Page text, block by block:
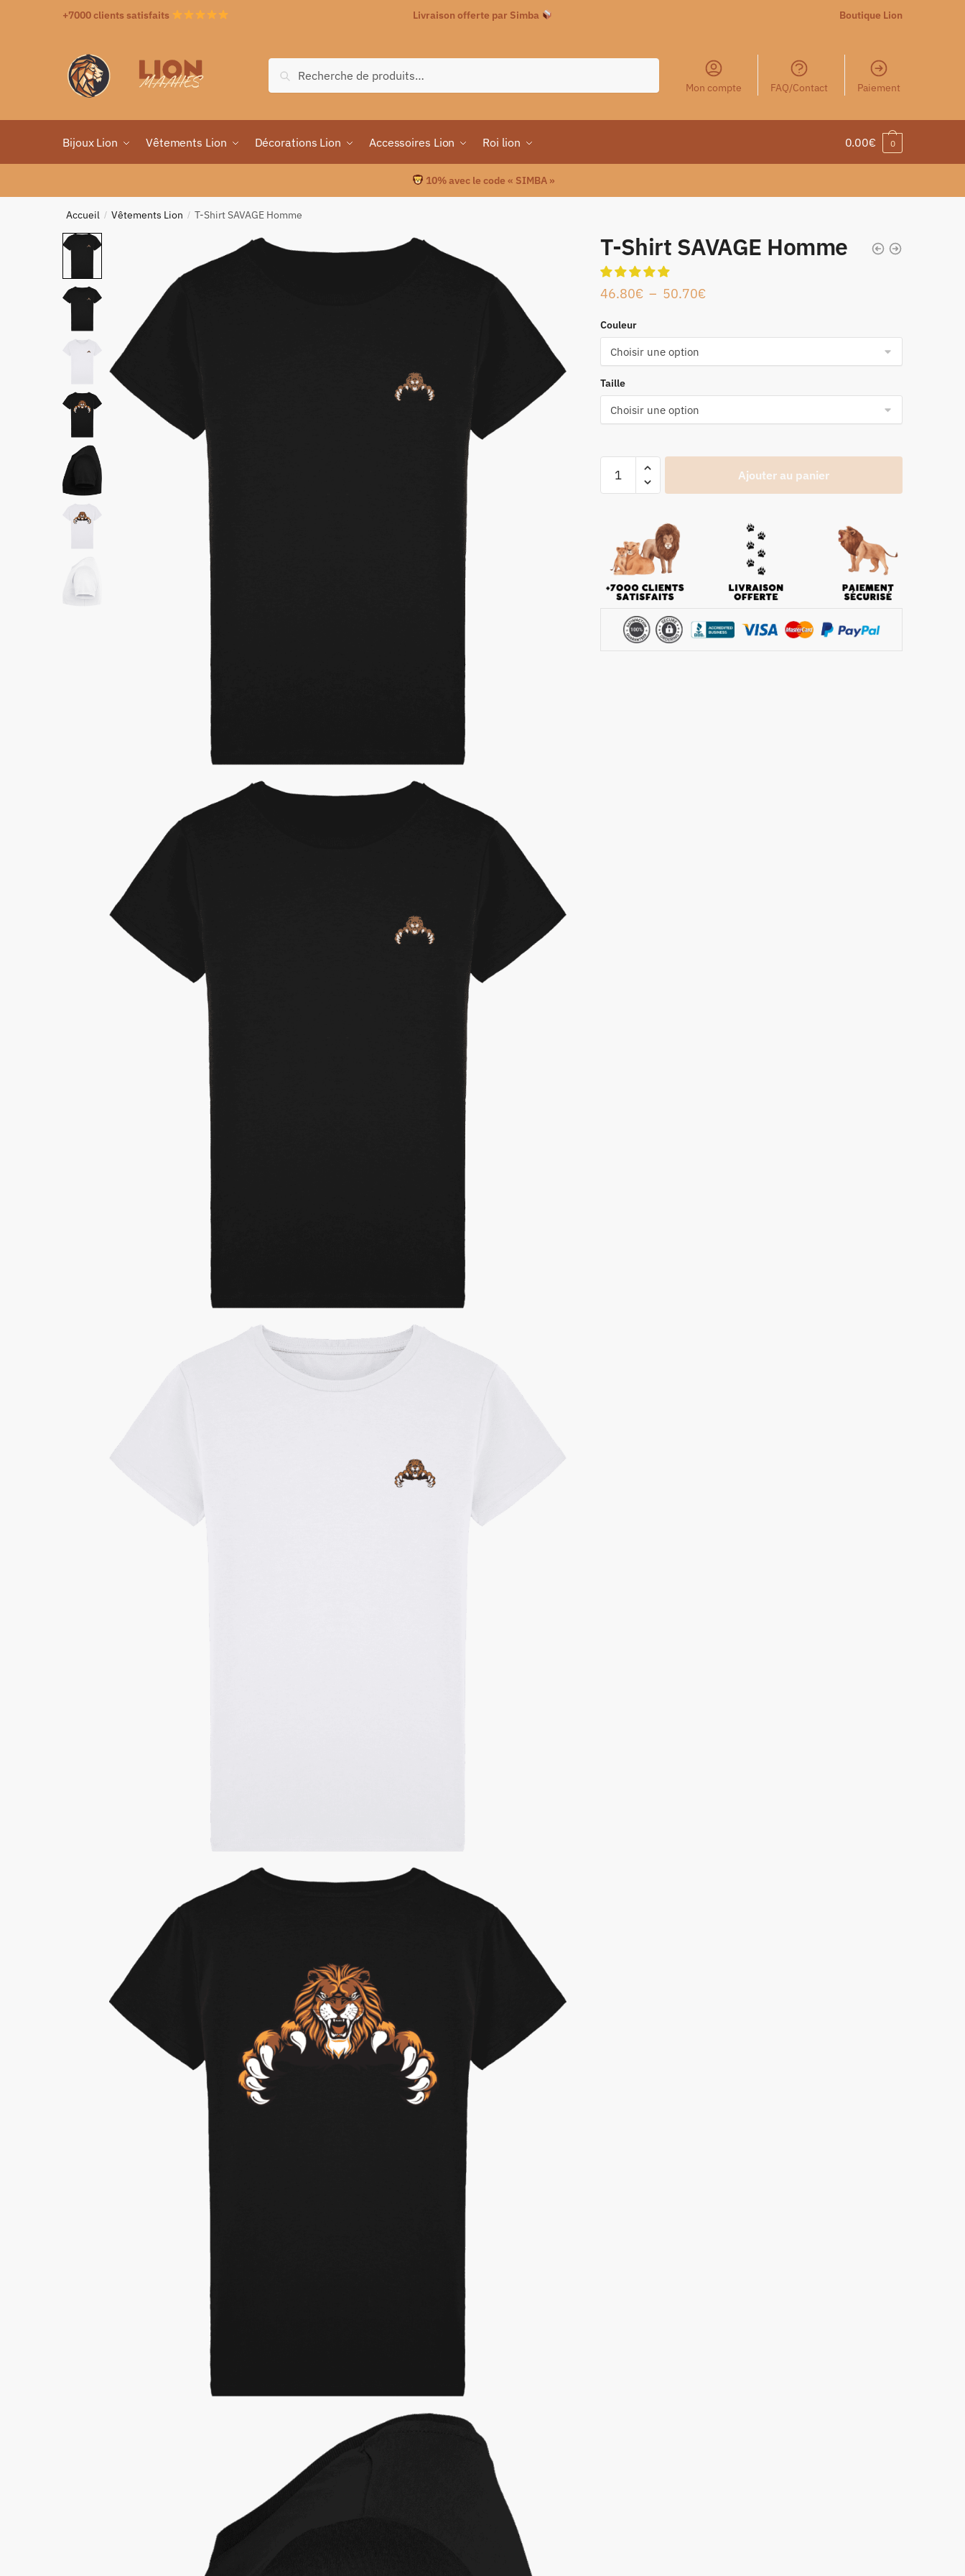
+7000 clients satisfaits Livraison offerte par Simba Boutique Lion
Recherche
Mon compte FAQ/Contact Paiement
Bijoux Lion Vêtements Lion Décorations Lion Accessoires Lion Roi lion 0.00€ 0
10% avec le code « SIMBA »
Accueil / Vêtements Lion / T-Shirt SAVAGE Homme
T-Shirt SAVAGE Homme
46.80€ – 50.70€
Couleur
Taille
Ajouter au panier